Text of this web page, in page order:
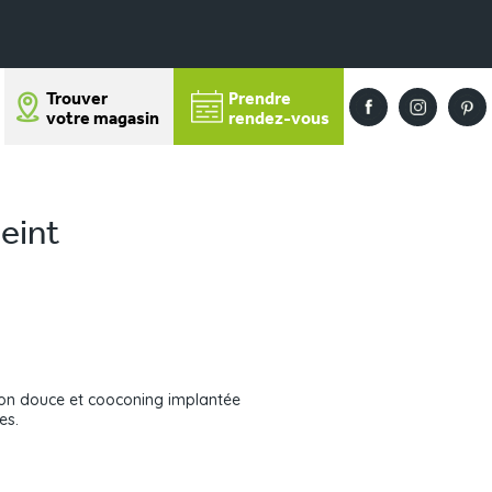
Trouver
votre magasin
Prendre
rendez-vous
douce et cooconing implantée